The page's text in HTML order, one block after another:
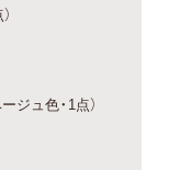
ジュ色・1点）